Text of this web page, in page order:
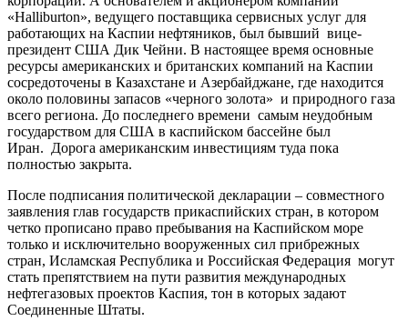
«Halliburton», ведущего поставщика сервисных услуг для
работающих на Каспии нефтяников, был бывший вице-
президент США Дик Чейни. В настоящее время основные
ресурсы американских и британских компаний на Каспии
сосредоточены в Казахстане и Азербайджане, где находится
около половины запасов «черного золота» и природного газа
всего региона. До последнего времени самым неудобным
государством для США в каспийском бассейне был
Иран. Дорога американским инвестициям туда пока
полностью закрыта.
После подписания политической декларации – совместного
заявления глав государств прикаспийских стран, в котором
четко прописано право пребывания на Каспийском море
только и исключительно вооруженных сил прибрежных
стран, Исламская Республика и Российская Федерация могут
стать препятствием на пути развития международных
нефтегазовых проектов Каспия, тон в которых задают
Соединенные Штаты.